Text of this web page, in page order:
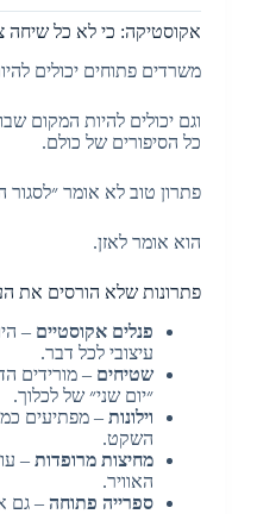
אקוסטיקה: כי לא כל שיחה
משרדים פתוחים יכולים
וגם יכולים להיות המקום
כל הסיפורים של כולם.
פתרון טוב לא אומר ״לסגור
הוא אומר לאזן.
פתרונות שלא הורסים את
פנלים אקוסטיים –
עיצובי לכל דבר.
שטיחים – מורידים
״יום שני״ של לכלוך.
וילונות– מפתיעים
השקט.
מחיצות מרופדות–
האוויר.
ספרייה פתוחה– גם